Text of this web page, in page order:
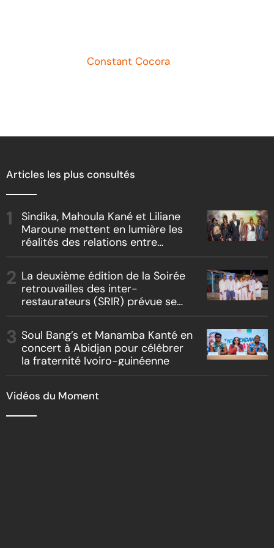
Constant Cocora
Articles les plus consultés
Sindika, Mahoula Kané et Liliane
Maroune mettent en lumière les
réalités des relations entre
« Boss vs Boss »
La deuxième édition de la Soirée
retrouvailles des inter-
restaurateurs (SRIR) prévue se
Soul Bang’s et Manamba Kanté en
concert à Abidjan pour célébrer
la fraternité Ivoiro-guinéenne
Vidéos du Moment